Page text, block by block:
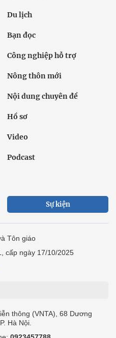
Du lịch
Bạn đọc
Công nghiệp hỗ trợ
Nông thôn mới
Nội dung chuyên đề
Hồ sơ
Video
Podcast
Sự kiện
Tôn giáo
cấp ngày 17/10/2025
thông (VNTA), 68 Dương
Hà Nội.